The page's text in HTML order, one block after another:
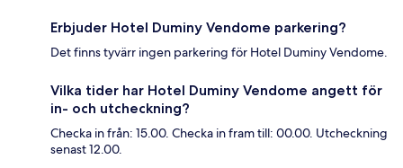
Erbjuder Hotel Duminy Vendome parkering?
Det finns tyvärr ingen parkering för Hotel Duminy Vendome.
Vilka tider har Hotel Duminy Vendome angett för
in- och utcheckning?
Checka in från: 15.00. Checka in fram till: 00.00. Utcheckning
senast 12.00.